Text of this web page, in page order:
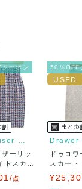
ーポン
Apuweiser-riche
ーリッ
トスカー
点
50％OFF
Drawer
ドゥロ
スカート